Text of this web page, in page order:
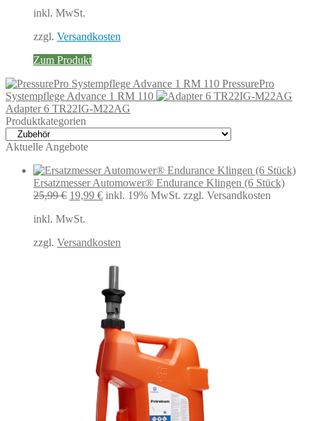
inkl. MwSt.
zzgl. Versandkosten
Zum Produkt
PressurePro
Systempflege Advance 1 RM 110
Adapter 6 TR22IG-M22AG
Produktkategorien
Aktuelle Angebote
Ersatzmesser Automower® Endurance Klingen (6 Stück)
25,99€ Ursprünglicher
war:
19,99 €Aktueller
inkl. 19% MwSt. zzgl. Versandkosten
inkl. MwSt.
zzgl. Versandkosten